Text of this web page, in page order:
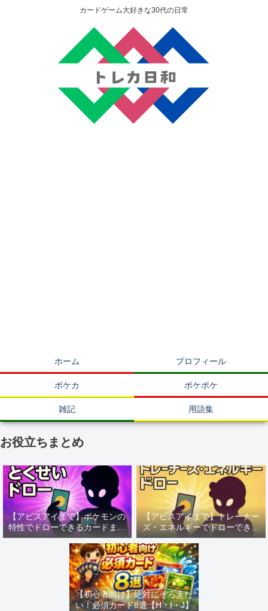
カードゲーム大好きな30代の日常
ホーム プロフィール
ポケカ ポケポケ
雑記 用語集
お役立ちまとめ
【アビスアイまで】ポケモンの
特性でドローできるカードまと
め【H・I・J】
【アビスアイまで】トレーナー
ズ・エネルギーでドローできる
カードまとめ【H・I・J】
【初心者向け】絶対にそろえた
い！必須カード8選【H・I・J】